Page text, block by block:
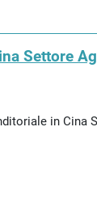
Settore
in Cina